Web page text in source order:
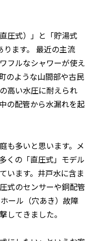
圧式）」と「貯湯式
ります。 最近の主流
フルなシャワーが使え
のような山間部や古民
高い水圧に耐えられ
の配管から水漏れを起
も多いと思います。メ
くの「直圧式」モデル
います。井戸水に含ま
式のセンサーや銅配管
ール（穴あき）故障
してきました。